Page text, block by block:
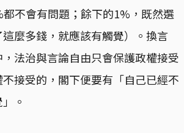
不會有問題；餘下的1%，既然選
麼多錢，就應該有觸覺）。換言
法治與言論自由只會保護政權接受
接受的，閣下便要有「自己已經不
。